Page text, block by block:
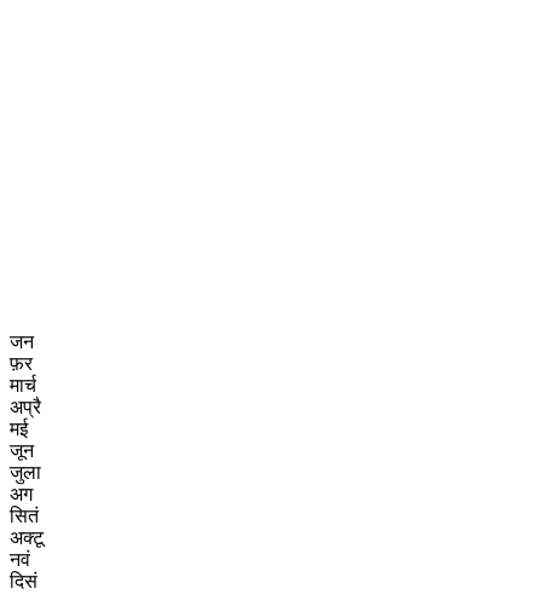
जन
फ़र
मार्च
अप्रै
मई
जून
जुला
अग
सितं
अक्टू
नवं
दिसं